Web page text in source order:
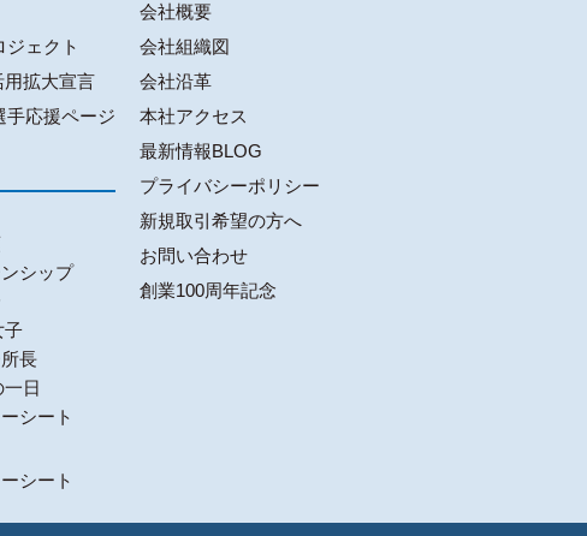
ジェクト
拡大宣言
手応援ページ
シップ
子
長
日
シート
シート
会社概要
会社組織図
会社沿革
本社アクセス
最新情報BLOG
プライバシーポリシー
新規取引希望の方へ
お問い合わせ
創業100周年記念